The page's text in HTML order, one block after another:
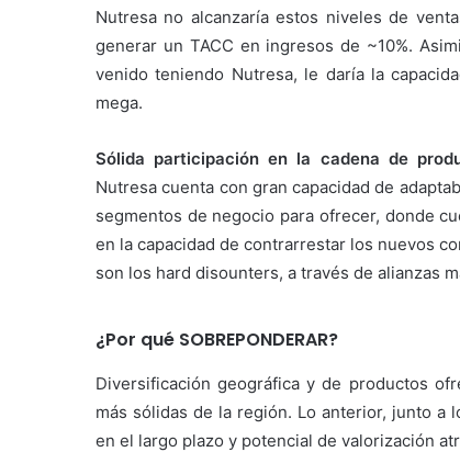
Nutresa no alcanzaría estos niveles de
generar un TACC en ingresos de ~10%.
venido teniendo Nutresa, le daría la
mega.
Sólida participación en la cadena de
Nutresa cuenta con gran capacidad de
segmentos de negocio para ofrecer, donde
en la capacidad de contrarrestar los nuevos
son los hard disounters, a través de alianzas
¿Por qué SOBREPONDERAR?
Diversificación geográfica y de productos
más sólidas de la región. Lo anterior, junto a
en el largo plazo y potencial de valorización